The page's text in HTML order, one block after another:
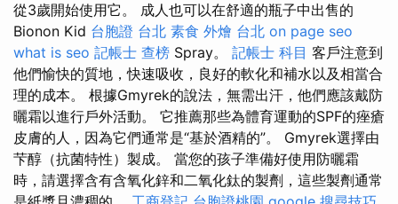
從3歲開始使用它。 成人也可以在舒適的瓶子中出售的
Bionon Kid 台胞證 台北 素食 外燴 台北 on page seo
what is seo 記帳士 查榜 Spray。 記帳士 科目 客戶注意到
他們愉快的質地，快速吸收，良好的軟化和補水以及相當合
理的成本。 根據Gmyrek的說法，無需出汗，他們應該戴防
曬霜以進行戶外活動。 它推薦那些為體育運動的SPF的痤瘡
皮膚的人，因為它們通常是“基於酒精的”。 Gmyrek選擇由
芐醇（抗菌特性）製成。 當您的孩子準備好使用防曬霜
時，請選擇含有含氧化鋅和二氧化鈦的製劑，這些製劑通常